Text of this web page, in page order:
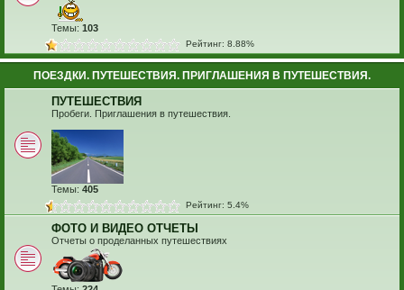
Темы: 103
Рейтинг: 8.88%
ПОЕЗДКИ. ПУТЕШЕСТВИЯ. ПРИГЛАШЕНИЯ В ПУТЕШЕСТВИЯ.
ПУТЕШЕСТВИЯ
Пробеги. Приглашения в путешествия.
Темы: 405
Рейтинг: 5.4%
ФОТО И ВИДЕО ОТЧЕТЫ
Отчеты о проделанных путешествиях